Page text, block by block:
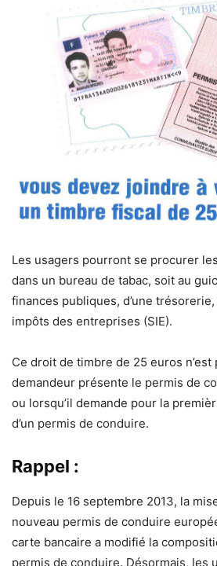
Les usagers pourront se procurer
dans un bureau de tabac, soit au
finances publiques, d’une trésorerie,
impôts des entreprises (SIE).
Ce droit de timbre de 25 euros n’est
demandeur présente le permis de
ou lorsqu’il demande pour la
d’un permis de conduire.
Rappel :
Depuis le 16 septembre 2013, la
nouveau permis de conduire
carte bancaire a modifié la
permis de conduire. Désormais, les